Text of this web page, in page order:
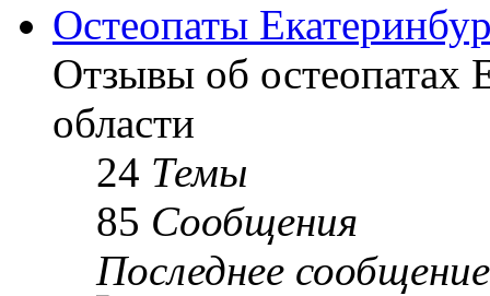
Остеопаты
Отзывы об остеопатах
области
24 Темы
85 Сообщения
Последнее сообщение